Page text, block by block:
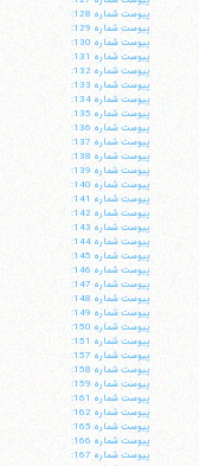
پيوست شماره 128:
پيوست شماره 129:
پيوست شماره 130:
پيوست شماره 131:
پيوست شماره 132:
پيوست شماره 133:
پيوست شماره 134:
پيوست شماره 135:
پيوست شماره 136:
پيوست شماره 137:
پيوست شماره 138:
پيوست شماره 139:
پيوست شماره 140:
پيوست شماره 141:
پيوست شماره 142:
پيوست شماره 143:
پيوست شماره 144:
پيوست شماره 145:
پيوست شماره 146:
پيوست شماره 147:
پيوست شماره 148:
پيوست شماره 149:
پيوست شماره 150:
پيوست شماره 151:
پيوست شماره 157:
پيوست شماره 158:
پيوست شماره 159:
پيوست شماره 161:
پيوست شماره 162:
پيوست شماره 165:
پيوست شماره 166:
پيوست شماره 167: